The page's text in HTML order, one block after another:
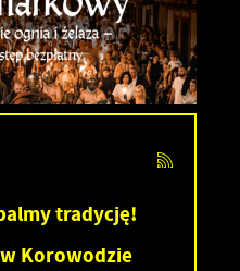
tradycję!
w Korowodzie